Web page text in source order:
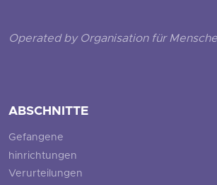
Operated by Organisation für
ABSCHNITTE
Gefangene
hinrichtungen
Verurteilungen